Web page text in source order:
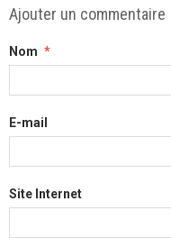
Ajouter un commentaire
Nom
E-mail
Site Internet